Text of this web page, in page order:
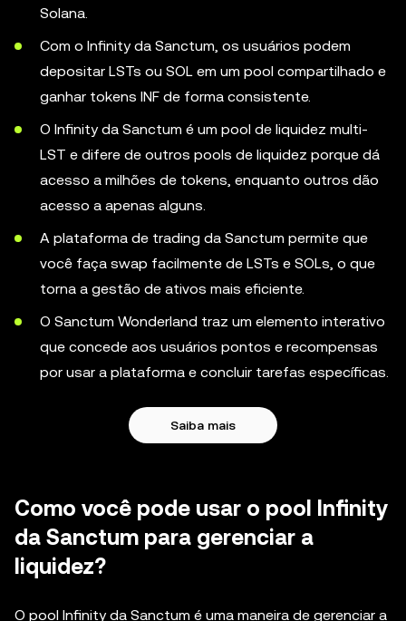
Solana.
Com o Infinity da Sanctum, os usuários podem
depositar LSTs ou SOL em um pool compartilhado e
ganhar tokens INF de forma consistente.
O Infinity da Sanctum é um pool de liquidez multi-
LST e difere de outros pools de liquidez porque dá
acesso a milhões de tokens, enquanto outros dão
acesso a apenas alguns.
A plataforma de trading da Sanctum permite que
você faça swap facilmente de LSTs e SOLs, o que
torna a gestão de ativos mais eficiente.
O Sanctum Wonderland traz um elemento interativo
que concede aos usuários pontos e recompensas
por usar a plataforma e concluir tarefas específicas.
Saiba mais
Como você pode usar o pool Infinity
da Sanctum para gerenciar a
liquidez?
O pool Infinity da Sanctum é uma maneira de gerenciar a